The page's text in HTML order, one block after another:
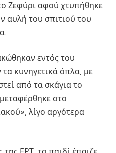
Ζεφύρι αφού χτυπήθηκε
αυλή του σπιτιού του
εντός του
κυνηγετικά όπλα, με
από τα σκάγια το
στο
λίγο αργότερα